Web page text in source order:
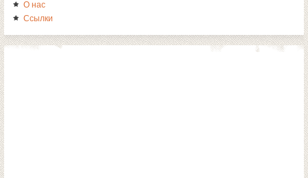
О нас
Ссылки